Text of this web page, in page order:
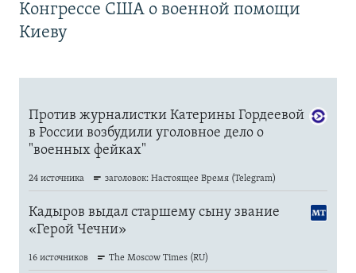
Конгрессе США о военной помощи
Киеву